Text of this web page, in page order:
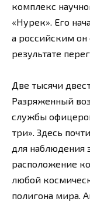
комплекс
«Нурек». Его
а российским он
результате
Две тысячи
Разряженный
службы
три». Здесь
для наблюдения
расположение
любой
полигона мира.